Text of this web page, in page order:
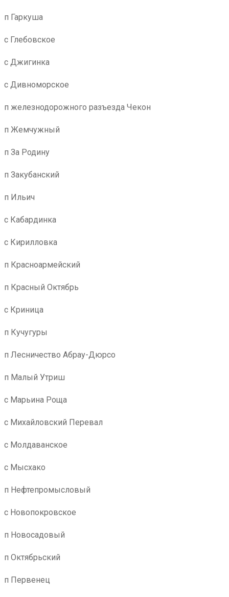
п Гаркуша
с Глебовское
с Джигинка
с Дивноморское
п железнодорожного разъезда Чекон
п Жемчужный
п За Родину
п Закубанский
п Ильич
с Кабардинка
с Кирилловка
п Красноармейский
п Красный Октябрь
с Криница
п Кучугуры
п Лесничество Абрау-Дюрсо
п Малый Утриш
с Марьина Роща
с Михайловский Перевал
с Молдаванское
с Мысхако
п Нефтепромысловый
с Новопокровское
п Новосадовый
п Октябрьский
п Первенец